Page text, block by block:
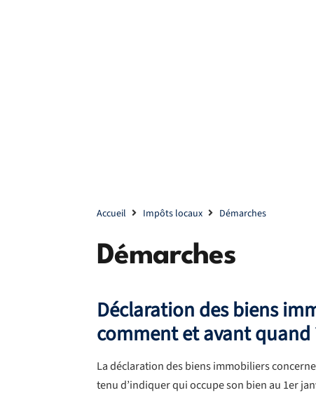
Accueil Impôts locaux Démarches
Démarches
Déclaration des biens
comment et avant quand
La déclaration des biens immobiliers
tenu d’indiquer qui occupe son bien au 1er